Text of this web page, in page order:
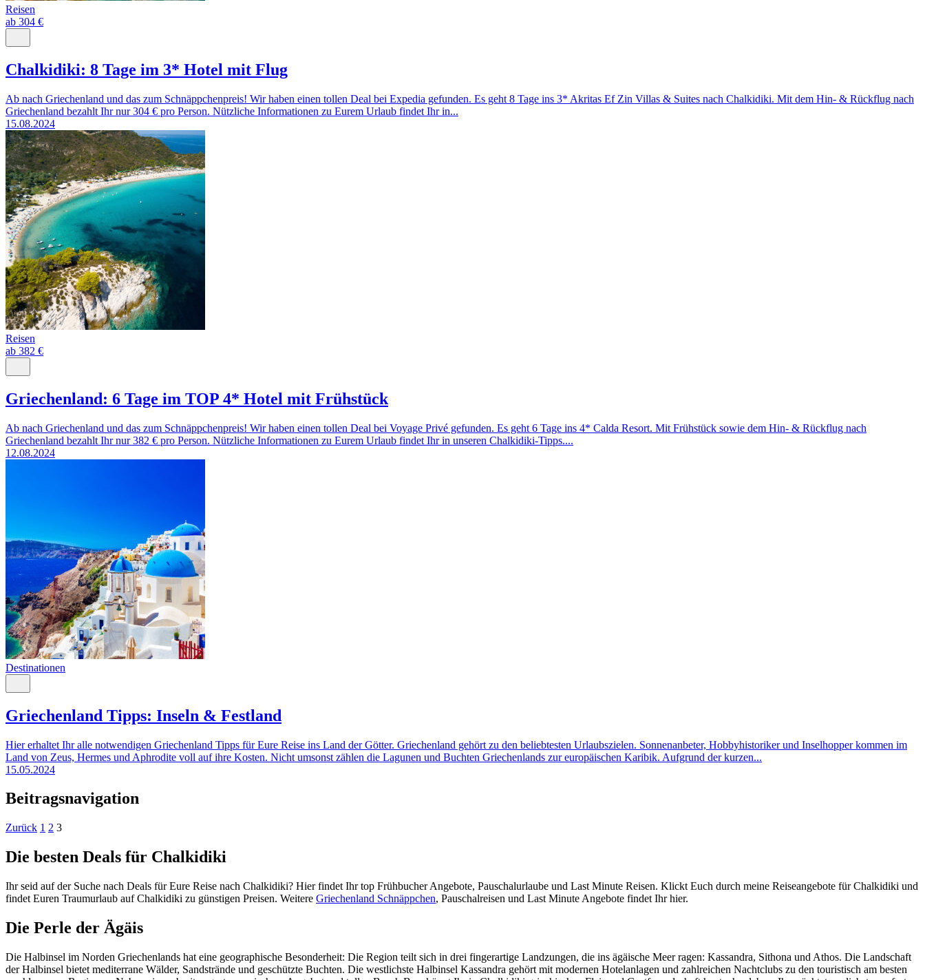
Reisen
ab 304 €
Chalkidiki: 8 Tage im 3* Hotel mit Flug
Ab nach Griechenland und das zum Schnäppchenpreis! Wir haben einen tollen Deal bei Expedia gefunden. Es geht 8 Tage ins 3* Akritas Ef Zin Villas & Suites nach Chalkidiki. Mit dem Hin- & Rückflug nach
Griechenland bezahlt Ihr nur 304 € pro Person. Nützliche Informationen zu Eurem Urlaub findet Ihr in...
15.08.2024
Reisen
ab 382 €
Griechenland: 6 Tage im TOP 4* Hotel mit Frühstück
Ab nach Griechenland und das zum Schnäppchenpreis! Wir haben einen tollen Deal bei Voyage Privé gefunden. Es geht 6 Tage ins 4* Calda Resort. Mit Frühstück sowie dem Hin- & Rückflug nach
Griechenland bezahlt Ihr nur 382 € pro Person. Nützliche Informationen zu Eurem Urlaub findet Ihr in unseren Chalkidiki-Tipps....
12.08.2024
Destinationen
Griechenland Tipps: Inseln & Festland
Hier erhaltet Ihr alle notwendigen Griechenland Tipps für Eure Reise ins Land der Götter. Griechenland gehört zu den beliebtesten Urlaubszielen. Sonnenanbeter, Hobbyhistoriker und Inselhopper kommen im
Land von Zeus, Hermes und Aphrodite voll auf ihre Kosten. Nicht umsonst zählen die Lagunen und Buchten Griechenlands zur europäischen Karibik. Aufgrund der kurzen...
15.05.2024
Beitragsnavigation
Zurück 1 2 3
Die besten Deals für Chalkidiki
Ihr seid auf der Suche nach Deals für Eure Reise nach Chalkidiki? Hier findet Ihr top Frühbucher Angebote, Pauschalurlaube und Last Minute Reisen. Klickt Euch durch meine Reiseangebote für Chalkidiki und
findet Euren Traumurlaub auf Chalkidiki zu günstigen Preisen. Weitere Griechenland Schnäppchen, Pauschalreisen und Last Minute Angebote findet Ihr hier.
Die Perle der Ägäis
Die Halbinsel im Norden Griechenlands hat eine geographische Besonderheit: Die Region teilt sich in drei fingerartige Landzungen, die ins ägäische Meer ragen: Kassandra, Sithona und Athos. Die Landschaft
der Halbinsel bietet mediterrane Wälder, Sandstrände und geschützte Buchten. Die westlichste Halbinsel Kassandra gehört mit modernen Hotelanlagen und zahlreichen Nachtclubs zu den touristisch am besten